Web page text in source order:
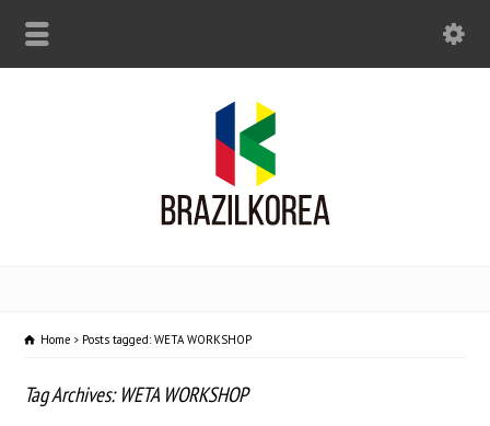
Home Posts tagged: WETA WORKSHOP
Tag Archives: WETA WORKSHOP